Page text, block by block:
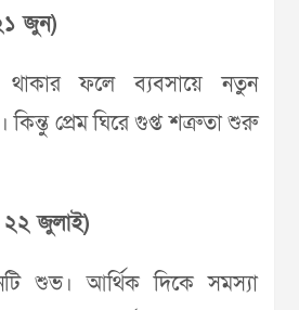
জুন)
ফলে ব্যবসায়ে নতুন
কিন্তু প্রেম ঘিরে গুপ্ত শত্রুতা শুরু
জুলাই)
শুভ। আর্থিক দিকে সমস্যা